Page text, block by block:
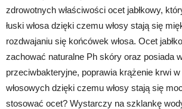
zdrowotnych właściwości ocet jabłkowy,
łuski włosa dzięki czemu włosy stają się
rozdwajaniu się końcówek włosa. Ocet
zachować naturalne Ph skóry oraz posiada
przeciwbakteryjne, poprawia krążenie krwi
włosowych dzięki czemu włosy stają się
stosować ocet? Wystarczy na szklankę